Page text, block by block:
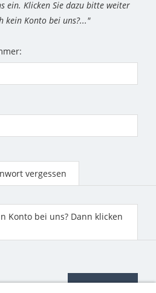
ein. Klicken Sie dazu bitte weiter
kein Konto bei uns?..."
vergessen
Konto bei uns? Dann klicken